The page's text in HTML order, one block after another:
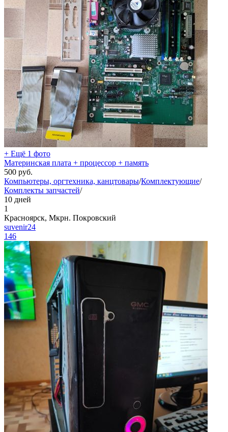
+ Ещё 1 фото
Материнская плата + процессор + память
500 руб.
Компьютеры, оргтехника, канцтовары/Комплектующие/
Комплекты запчастей/
10 дней
1
Красноярск, Мкрн. Покровский
suvenir24
146